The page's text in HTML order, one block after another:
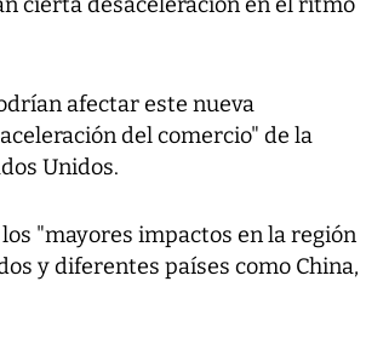
afectar este nueva
del comercio" de la
Unidos.
"mayores impactos en la región
y diferentes países como China,